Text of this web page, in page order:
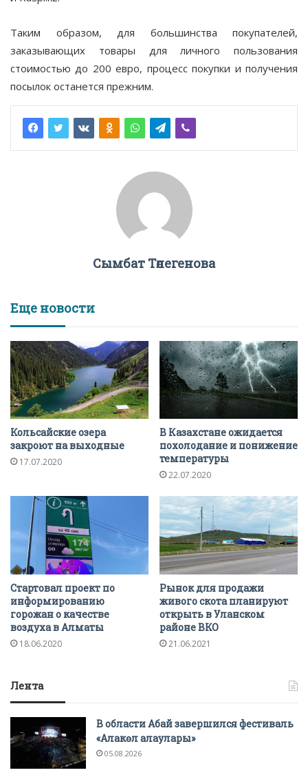
Таким образом, для большинства покупателей,
заказывающих товары для личного пользования
стоимостью до 200 евро, процесс покупки и получения
посылок останется прежним.
Сымбат Төлегенова
Еще новости
Кольсайские озера
закроют на выходные
17.07.2020
В Казахстане ожидается
похолодание и понижение
температуры
22.07.2020
Стартовал проект по
информированию
горожан о качестве
воздуха в Алматы
18.06.2020
Рынок для продажи
живого скота планируют
открыть в Уланском
районе ВКО
21.06.2021
Лента
В области Абай завершился фестиваль
«Алакөл алаулары»
05.08.2026